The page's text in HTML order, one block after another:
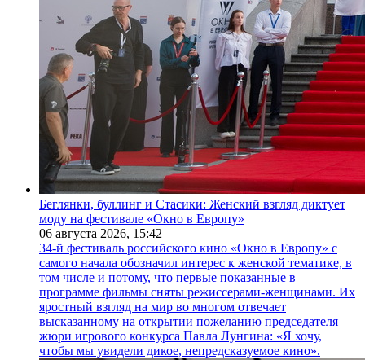
Беглянки, буллинг и Стасики: Женский взгляд диктует
моду на фестивале «Окно в Европу»
06 августа 2026, 15:42
34-й фестиваль российского кино «Окно в Европу» с
самого начала обозначил интерес к женской тематике, в
том числе и потому, что первые показанные в
программе фильмы сняты режиссерами-женщинами. Их
яростный взгляд на мир во многом отвечает
высказанному на открытии пожеланию председателя
жюри игрового конкурса Павла Лунгина: «Я хочу,
чтобы мы увидели дикое, непредсказуемое кино».